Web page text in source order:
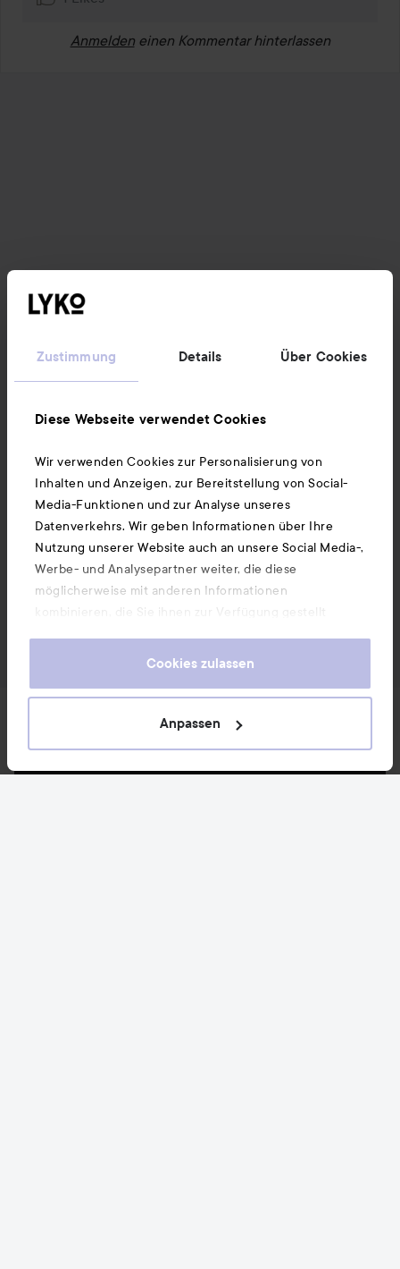
Zustimmung Details Über Cookies
Diese Webseite verwendet Cookies
Wir verwenden Cookies zur Personalisierung von
Inhalten und Anzeigen, zur Bereitstellung von Social-
Media-Funktionen und zur Analyse unseres
Datenverkehrs. Wir geben Informationen über Ihre
Nutzung unserer Website auch an unsere Social Media-,
Werbe- und Analysepartner weiter, die diese
möglicherweise mit anderen Informationen
kombinieren, die Sie ihnen zur Verfügung gestellt
gesammelt haben. Wenn Sie unsere Website weiterhin
Cookies zu. Informationen darüber, wie Sie Ihre Cookie-
Einstellungen ändern können, finden Sie in unseren
Cookies zulassen
Anpassen
Anmelden einen Kommentar hinterlassen
Neuigkeiten und Angebote
Folge uns